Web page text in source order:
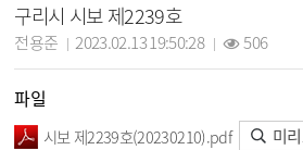
구리시 시보 제2239호
전용준 2023.02.13 19:50:28 506
파일
시보 제2239호(20230210).pdf 미